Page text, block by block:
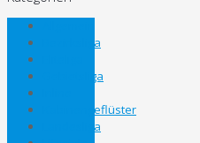
Bezirksliga
Gebietsliga
Kabinengeflüster
Landesliga